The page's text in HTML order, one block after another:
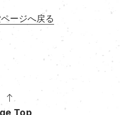
ージへ戻る
Top